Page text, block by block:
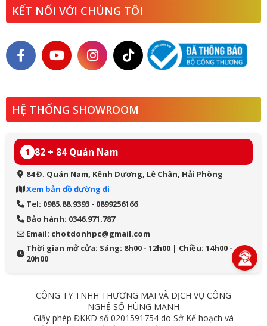
KẾT NỐI VỚI CHÚNG TÔI
HỆ THỐNG SHOWROOM
1 82 + 84 Quán Nam
84 Đ. Quán Nam, Kênh Dương, Lê Chân, Hải Phòng
Xem bản đồ đường đi
Tel: 0985.88.9393 - 0899256166
Bảo hành: 0346.971.787
Email: chotdonhpc@gmail.com
Thời gian mở cửa: Sáng: 8h00 - 12h00 | Chiều: 14h00 -
20h00
CÔNG TY TNHH THƯƠNG MẠI VÀ DỊCH VỤ CÔNG
NGHỆ SỐ HÙNG MẠNH
Giấy phép ĐKKD số 0201591754 do Sở Kế hoạch và